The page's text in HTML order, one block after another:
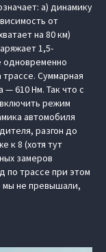
а) динамику
от
на 80 км)
1,5-
одновременно
Суммарная
610 Нм. Так что с
режим
автомобиля
разгон до
к 8 (хотя тут
замеров
по трассе при этом
мы не превышали,